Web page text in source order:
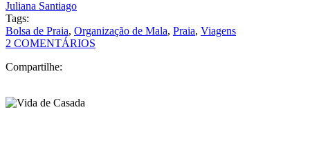
Juliana Santiago
Tags:
Bolsa de Praia, Organização de Mala, Praia, Viagens
2 COMENTÁRIOS
Compartilhe: